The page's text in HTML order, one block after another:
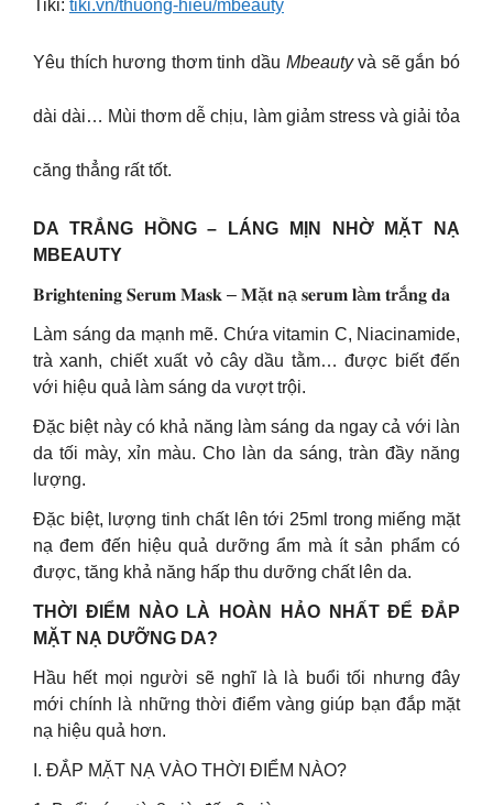
Tiki: tiki.vn/thuong-hieu/mbeauty
Yêu thích hương thơm tinh dầu Mbeautyvà sẽ gắn bó
dài dài… Mùi thơm dễ chịu, làm giảm stress và giải tỏa
căng thẳng rất tốt.
DA TRẮNG HỒNG – LÁNG MỊN NHỜ MẶT NẠ
MBEAUTY
𝐁𝐫𝐢𝐠𝐡𝐭𝐞𝐧𝐢𝐧𝐠 𝐒𝐞𝐫𝐮𝐦 𝐌𝐚𝐬𝐤 – 𝐌ặ𝐭 𝐧ạ 𝐬𝐞𝐫𝐮𝐦 𝐥à𝐦 𝐭𝐫ắ𝐧𝐠 𝐝𝐚
Làm sáng da mạnh mẽ. Chứa vitamin C, Niacinamide,
trà xanh, chiết xuất vỏ cây dầu tằm… được biết đến
với hiệu quả làm sáng da vượt trội.
Đặc biệt này có khả năng làm sáng da ngay cả với làn
da tối mày, xỉn màu. Cho làn da sáng, tràn đầy năng
lượng.
Đặc biệt, lượng tinh chất lên tới 25ml trong miếng mặt
nạ đem đến hiệu quả dưỡng ẩm mà ít sản phẩm có
được, tăng khả năng hấp thu dưỡng chất lên da.
THỜI ĐIỂM NÀO LÀ HOÀN HẢO NHẤT ĐỂ ĐẮP
MẶT NẠ DƯỠNG DA?
Hầu hết mọi người sẽ nghĩ là là buổi tối nhưng đây
mới chính là những thời điểm vàng giúp bạn đắp mặt
nạ hiệu quả hơn.
I. ĐẮP MẶT NẠ VÀO THỜI ĐIỂM NÀO?